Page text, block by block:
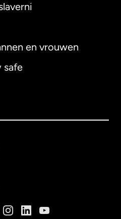
en vrouwen
safe
English